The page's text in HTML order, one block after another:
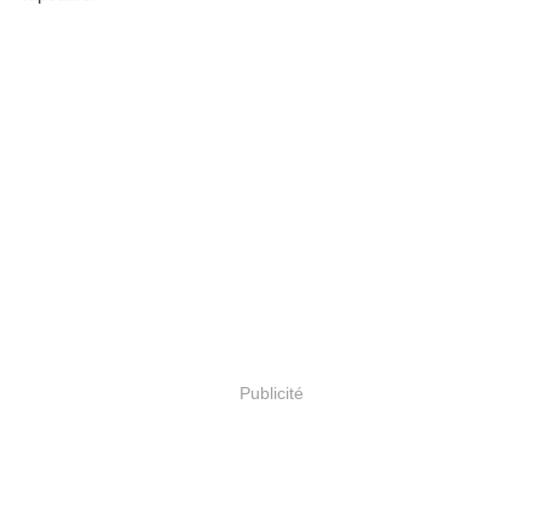
Publicité